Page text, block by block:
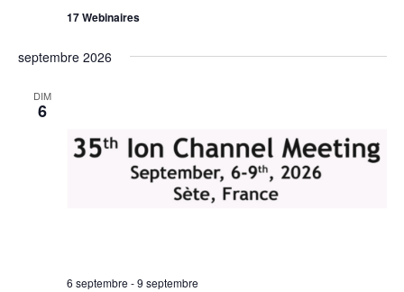
17 Webinaires
septembre 2026
DIM
6
6 septembre -9 septembre